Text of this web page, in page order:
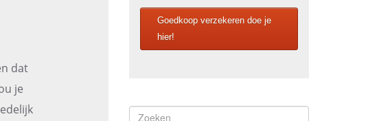
dat
je
Goedkoop verzekeren doe je
hier!